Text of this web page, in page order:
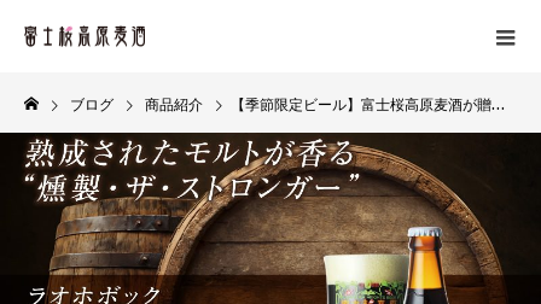
ブログ 商品紹介 【季節限定ビール】富士桜高原麦酒が贈る秋のボックビール ラオホボック 発売！